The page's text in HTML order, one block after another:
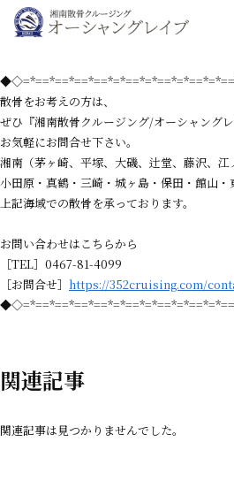
散骨をお考えの方は、
ぜひ『湘南散骨クルージング/オーシャング
お気軽にお問合せ下さい。
湘南（茅ヶ崎、平塚、大磯、辻堂、藤沢、江
小田原・真鶴・三崎・城ヶ島・保田・館山
上記海域での散骨を承っております。
お問い合わせはこちらから
［TEL］0467-81-4099
［お問合せ］ https://352cruising.com/
関連記事
関連記事は見つかりませんでした。